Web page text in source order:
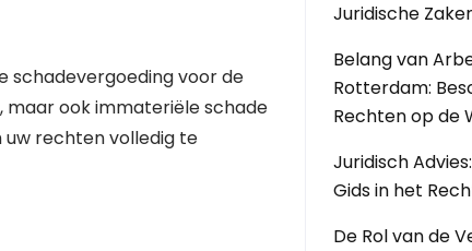
schadevergoeding voor de
maar ook immateriële schade
uw rechten volledig te
Juridische
Belang van
Rotterdam:
Rechten op de
Juridisch
Gids in het
De Rol van de